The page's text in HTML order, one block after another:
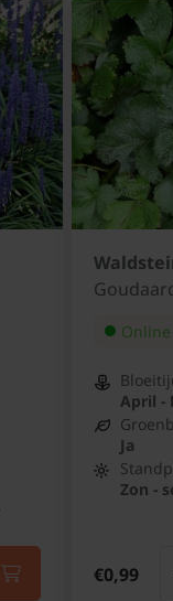
April -
Ja
Zon -
€0,99